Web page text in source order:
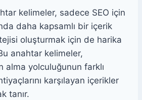
kelimeler, sadece SEO için
daha kapsamlı bir içerik
oluşturmak için de harika
anahtar kelimeler,
alma yolculuğunun farklı
karşılayan içerikler
tanır.